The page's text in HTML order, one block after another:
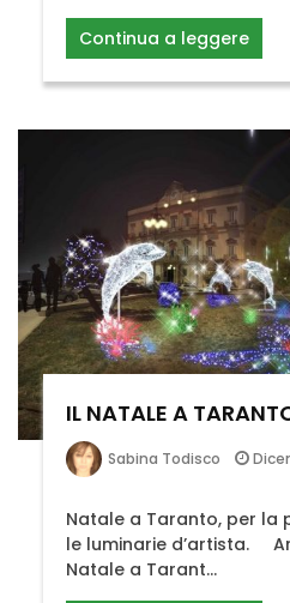
Continua a leggere
IL NATALE A
Sabina Todisco
Natale a Taranto, per la
le luminarie d’artista.
Natale a Tarant...